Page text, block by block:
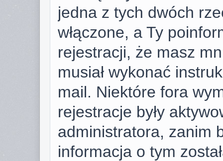
jedna z tych dwóch
włączone, a Ty
rejestracji, że masz
musiał wykonać
mail. Niektóre fora
rejestracje były
administratora, zanim
informacja o tym